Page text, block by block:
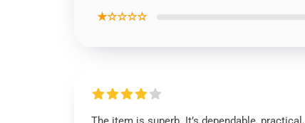
★☆☆☆☆